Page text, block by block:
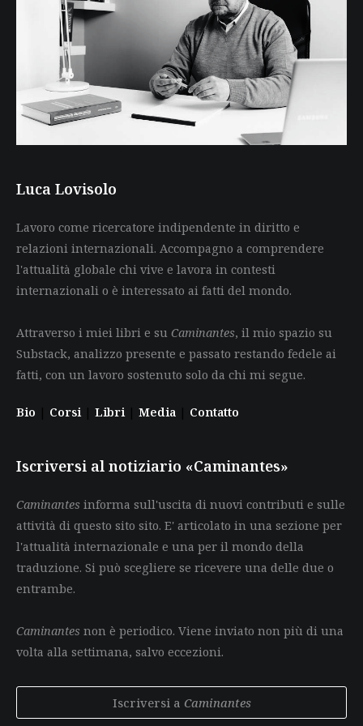
Luca Lovisolo
Lavoro come ricercatore indipendente in diritto e
relazioni internazionali. Accompagno a comprendere
l'attualità globale chi vive e lavora in contesti
internazionali o è interessato ai fatti del mondo.
Attraverso i miei libri e su Caminantes, il mio spazio su
Substack, analizzo presente e passato restando fedele ai
fatti, con un lavoro sostenuto solo da chi mi segue.
Bio | Corsi | Libri | Media | Contatto
Iscriversi al notiziario «Caminantes»
Caminantes informa sull'uscita di nuovi contributi e sulle
attività di questo sito sito. E' articolato in una sezione per
l'attualità internazionale e una per il mondo della
traduzione. Si può scegliere se ricevere una delle due o
entrambe.
Caminantes non è periodico. Viene inviato non più di una
volta alla settimana, salvo eccezioni.
Iscriversi a Caminantes